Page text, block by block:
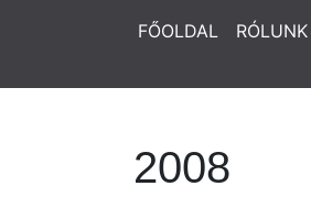
FŐOLDAL RÓLUNK
2008